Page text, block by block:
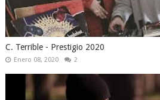
C. Terrible - Prestigio 2020
Enero 08, 2020 2